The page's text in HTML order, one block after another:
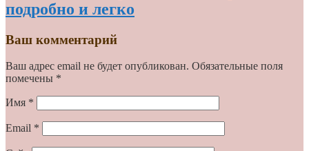
подробно и легко
Ваш комментарий
Ваш адрес email не будет опубликован. Обязательные поля
помечены *
Имя *
Email *